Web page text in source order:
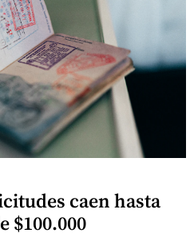
caen hasta
$100.000